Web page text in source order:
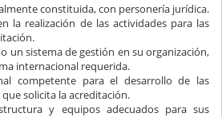
constituida, con personería jurídica.
la realización de las actividades para las
un sistema de gestión en su organización,
internacional requerida.
competente para el desarrollo de las
solicita la acreditación.
y equipos adecuados para sus